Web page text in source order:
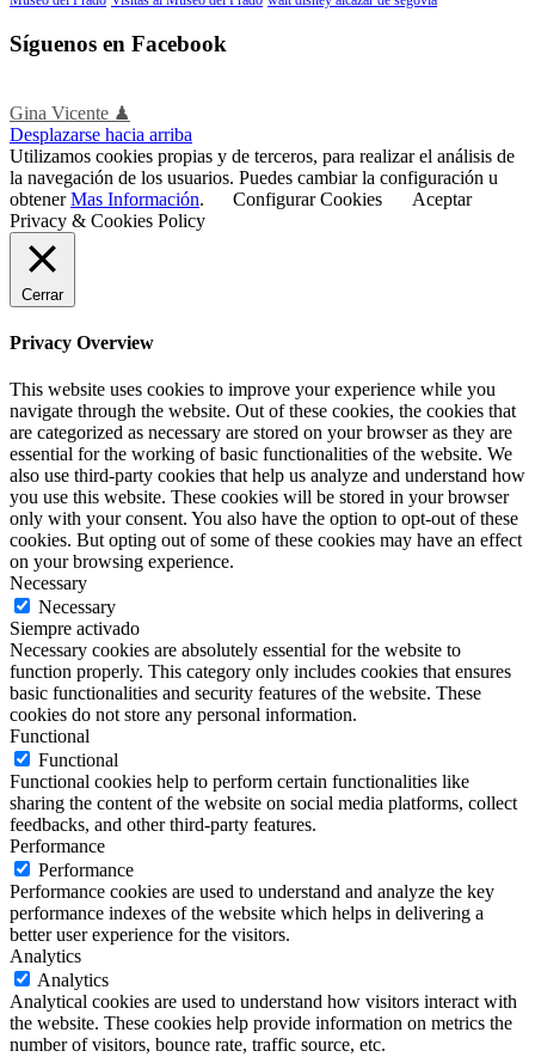
Síguenos en Facebook
Gina Vicente ♟
Desplazarse hacia arriba
Utilizamos cookies propias y de terceros, para realizar el análisis de
la navegación de los usuarios. Puedes cambiar la configuración u
obtenerMas Información. Configurar Cookies
Aceptar
Privacy & Cookies Policy
Cerrar
Privacy Overview
This website uses cookies to improve your experience while you
navigate through the website. Out of these cookies, the cookies that
are categorized as necessary are stored on your browser as they are
essential for the working of basic functionalities of the website. We
also use third-party cookies that help us analyze and understand how
you use this website. These cookies will be stored in your browser
only with your consent. You also have the option to opt-out of these
cookies. But opting out of some of these cookies may have an effect
on your browsing experience.
Necessary
Necessary
Siempre activado
Necessary cookies are absolutely essential for the website to
function properly. This category only includes cookies that ensures
basic functionalities and security features of the website. These
cookies do not store any personal information.
Functional
Functional
Functional cookies help to perform certain functionalities like
sharing the content of the website on social media platforms, collect
feedbacks, and other third-party features.
Performance
Performance
Performance cookies are used to understand and analyze the key
performance indexes of the website which helps in delivering a
better user experience for the visitors.
Analytics
Analytics
Analytical cookies are used to understand how visitors interact with
the website. These cookies help provide information on metrics the
number of visitors, bounce rate, traffic source, etc.